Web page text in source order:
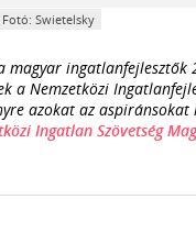
Swietelsky
magyar ingatlanfejlesztők
a Nemzetközi
azokat az
Ingatlan Szövetség